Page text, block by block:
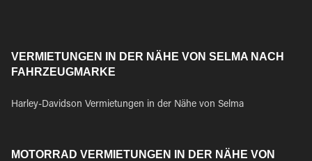
VERMIETUNGEN IN DER NÄHE VON SELMA NACH
FAHRZEUGMARKE
Harley-Davidson Vermietungen in der Nähe von Selma
MOTORRAD VERMIETUNGEN IN DER NÄHE VON